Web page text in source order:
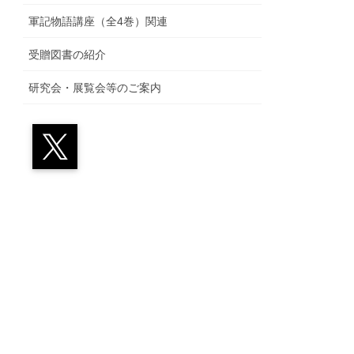
軍記物語講座（全4巻）関連
受贈図書の紹介
研究会・展覧会等のご案内